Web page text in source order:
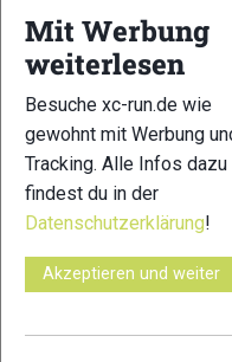
79
Mit Werbung
weiterlesen
Besuche xc-run.de wie
gewohnt mit Werbung
Tracking. Alle Infos dazu
findest du in der
Datenschutzerklärung!
Akzeptieren und weiter